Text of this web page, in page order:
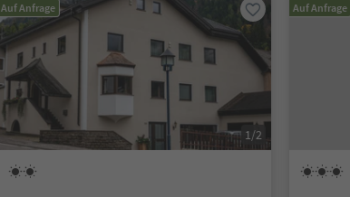
Auf Anfrage
1/2
Auf Anfrage